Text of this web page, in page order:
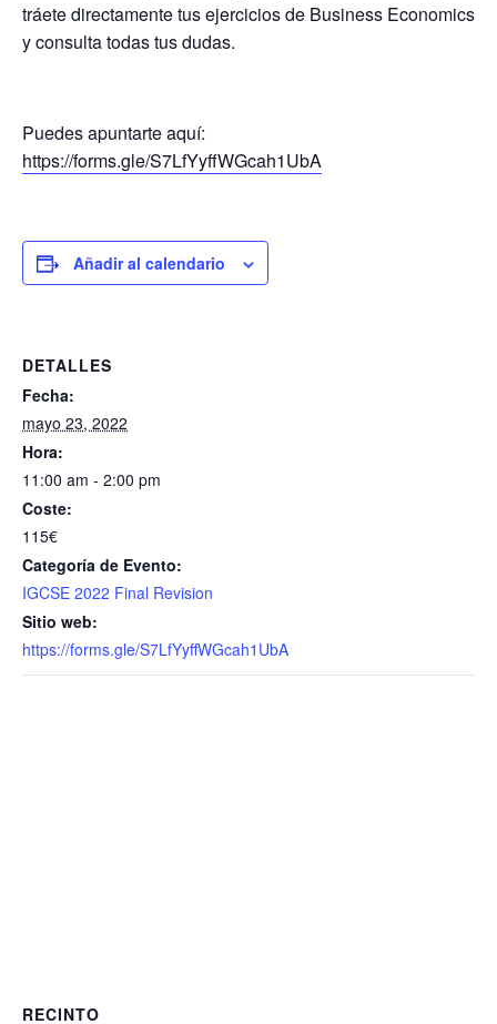
tráete directamente tus ejercicios de Business Economics
y consulta todas tus dudas.
Puedes apuntarte aquí:
https://forms.gle/S7LfYyffWGcah1UbA
Añadir al calendario
DETALLES
Fecha:
mayo 23, 2022
Hora:
11:00 am - 2:00 pm
Coste:
115€
Categoría de Evento:
IGCSE 2022 Final Revision
Sitio web:
https://forms.gle/S7LfYyffWGcah1UbA
RECINTO